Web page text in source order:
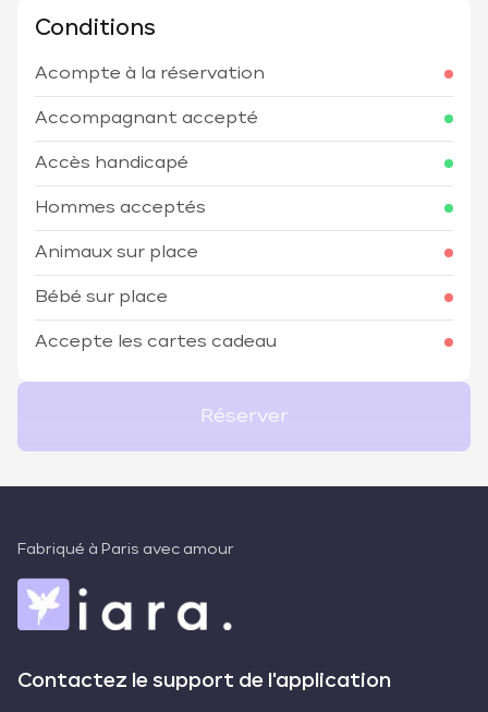
Conditions
Acompte à la réservation
Accompagnant accepté
Accès handicapé
Hommes acceptés
Animaux sur place
Bébé sur place
Accepte les cartes cadeau
Réserver
Fabriqué à Paris avec amour
Contactez le support de l'application